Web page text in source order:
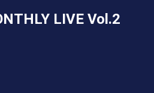
LIVE Vol.2